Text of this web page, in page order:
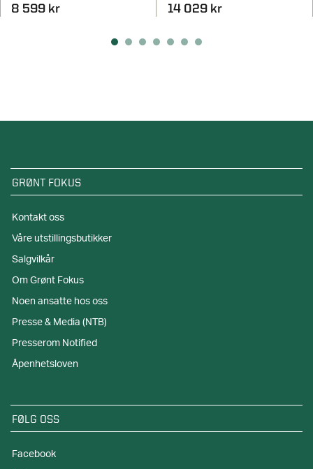
8 599 kr 14 029 kr
GRØNT FOKUS
Kontakt oss
Våre utstillingsbutikker
Salgvilkår
Om Grønt Fokus
Noen ansatte hos oss
Presse & Media (NTB)
Presserom Notified
Åpenhetsloven
FØLG OSS
Facebook